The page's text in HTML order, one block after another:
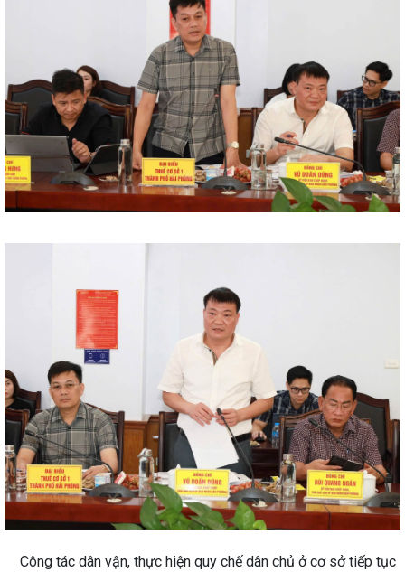
Công tác dân vận, thực hiện quy chế dân chủ ở cơ sở tiếp tục